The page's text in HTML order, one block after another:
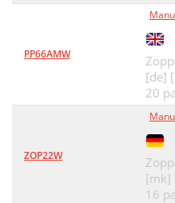
PP66AMW
[de]
20
ZOP22W
[mk]
16